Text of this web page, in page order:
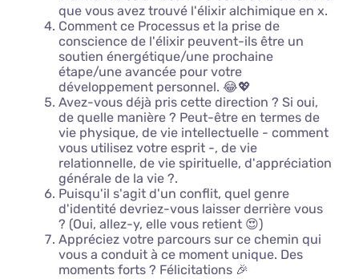
que vous avez trouvé l'élixir alchimique en x.
Comment ce Processus et la prise de
conscience de l'élixir peuvent-ils être un
soutien énergétique/une prochaine
étape/une avancée pour votre
développement personnel. 😂💖
Avez-vous déjà pris cette direction ? Si oui,
de quelle manière ? Peut-être en termes de
vie physique, de vie intellectuelle - comment
vous utilisez votre esprit -, de vie
relationnelle, de vie spirituelle, d'appréciation
générale de la vie ?.
Puisqu'il s'agit d'un conflit, quel genre
d'identité devriez-vous laisser derrière vous
? (Oui, allez-y, elle vous retient 😍)
Appréciez votre parcours sur ce chemin qui
vous a conduit à ce moment unique. Des
moments forts ? Félicitations 🎉